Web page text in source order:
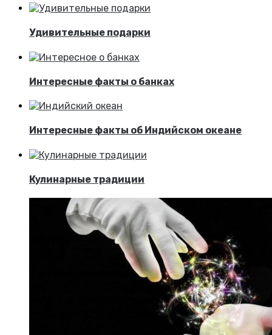
Удивительные подарки
Интересные факты о банках
Интересные факты об Индийском океане
Кулинарные традиции